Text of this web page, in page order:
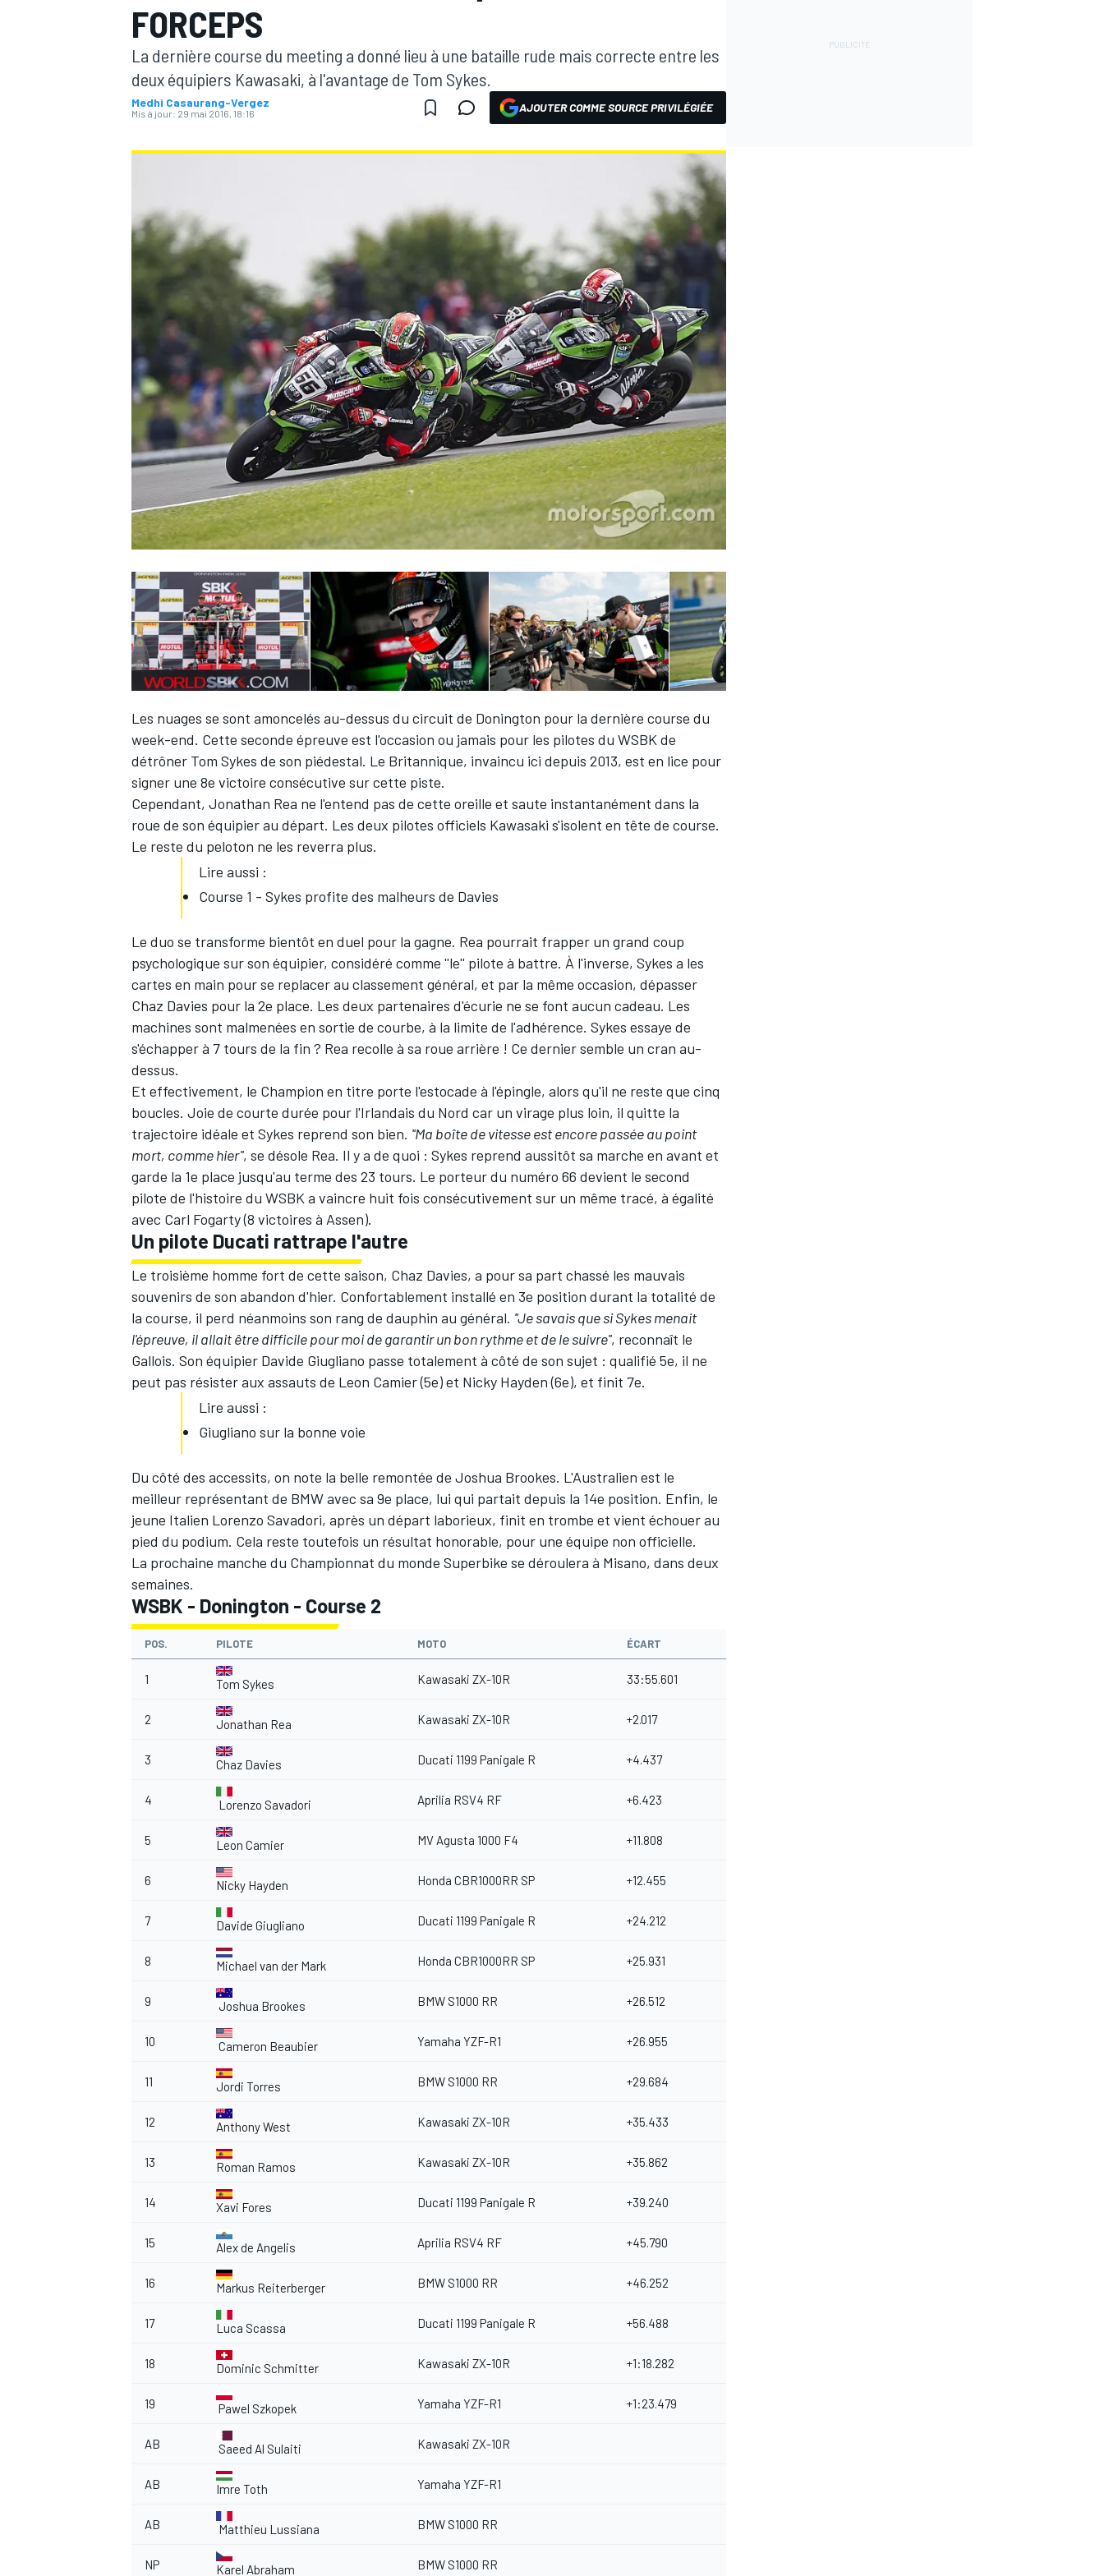
WRC
WEC
AUTRES CHAMPIONNATS
FORCEPS
La dernière course du meeting a donné lieu à une bataille rude mais correcte entre les
deux équipiers Kawasaki, à l'avantage de Tom Sykes.
Medhi Casaurang-Vergez
Mis à jour: 29 mai 2016, 18:16 AJOUTER COMME SOURCE PRIVILÉGIÉE
Les nuages se sont amoncelés au-dessus du circuit de Donington pour la dernière course du
week-end. Cette seconde épreuve est l'occasion ou jamais pour les pilotes du WSBK de
détrôner Tom Sykes de son piédestal. Le Britannique, invaincu ici depuis 2013, est en lice pour
signer une 8e victoire consécutive sur cette piste.
Cependant, Jonathan Rea ne l'entend pas de cette oreille et saute instantanément dans la
roue de son équipier au départ. Les deux pilotes officiels Kawasaki s'isolent en tête de course.
Le reste du peloton ne les reverra plus.
Lire aussi :
Course 1 - Sykes profite des malheurs de Davies
Le duo se transforme bientôt en duel pour la gagne. Rea pourrait frapper un grand coup
psychologique sur son équipier, considéré comme ''le'' pilote à battre. À l'inverse, Sykes a les
cartes en main pour se replacer au classement général, et par la même occasion, dépasser
Chaz Davies pour la 2e place. Les deux partenaires d'écurie ne se font aucun cadeau. Les
machines sont malmenées en sortie de courbe, à la limite de l'adhérence. Sykes essaye de
s'échapper à 7 tours de la fin ? Rea recolle à sa roue arrière ! Ce dernier semble un cran au-
dessus.
Et effectivement, le Champion en titre porte l'estocade à l'épingle, alors qu'il ne reste que cinq
boucles. Joie de courte durée pour l'Irlandais du Nord car un virage plus loin, il quitte la
trajectoire idéale et Sykes reprend son bien. ''Ma boîte de vitesse est encore passée au point
mort, comme hier'', se désole Rea. Il y a de quoi : Sykes reprend aussitôt sa marche en avant et
garde la 1e place jusqu'au terme des 23 tours. Le porteur du numéro 66 devient le second
pilote de l'histoire du WSBK a vaincre huit fois consécutivement sur un même tracé, à égalité
avec Carl Fogarty (8 victoires à Assen).
Un pilote Ducati rattrape l'autre
Le troisième homme fort de cette saison, Chaz Davies, a pour sa part chassé les mauvais
souvenirs de son abandon d'hier. Confortablement installé en 3e position durant la totalité de
la course, il perd néanmoins son rang de dauphin au général. ''Je savais que si Sykes menait
l'épreuve, il allait être difficile pour moi de garantir un bon rythme et de le suivre'', reconnaît le
Gallois. Son équipier Davide Giugliano passe totalement à côté de son sujet : qualifié 5e, il ne
peut pas résister aux assauts de Leon Camier(5e) et Nicky Hayden(6e), et finit 7e.
Lire aussi :
Giugliano sur la bonne voie
Du côté des accessits, on note la belle remontée de Joshua Brookes. L'Australien est le
meilleur représentant de BMW avec sa 9e place, lui qui partait depuis la 14e position. Enfin, le
jeune Italien Lorenzo Savadori, après un départ laborieux, finit en trombe et vient échouer au
pied du podium. Cela reste toutefois un résultat honorable, pour une équipe non officielle.
La prochaine manche du Championnat du monde Superbike se déroulera à Misano, dans deux
semaines.
WSBK - Donington - Course 2
POS. PILOTE MOTO ÉCART
1 Tom Sykes Kawasaki ZX-10R 33:55.601
2 Jonathan Rea Kawasaki ZX-10R +2.017
3 Chaz Davies Ducati 1199 Panigale R +4.437
4 Lorenzo Savadori Aprilia RSV4 RF +6.423
5 Leon Camier MV Agusta 1000 F4 +11.808
6 Nicky Hayden Honda CBR1000RR SP +12.455
7 Davide Giugliano Ducati 1199 Panigale R +24.212
8 Michael van der Mark Honda CBR1000RR SP +25.931
9 Joshua Brookes BMW S1000 RR +26.512
10 Cameron Beaubier Yamaha YZF-R1 +26.955
11 Jordi Torres BMW S1000 RR +29.684
12 Anthony West Kawasaki ZX-10R +35.433
13 Roman Ramos Kawasaki ZX-10R +35.862
14 Xavi Fores Ducati 1199 Panigale R +39.240
15 Alex de Angelis Aprilia RSV4 RF +45.790
16 Markus Reiterberger BMW S1000 RR +46.252
17 Luca Scassa Ducati 1199 Panigale R +56.488
18 Dominic Schmitter Kawasaki ZX-10R +1:18.282
19 Pawel Szkopek Yamaha YZF-R1 +1:23.479
AB Saeed Al Sulaiti Kawasaki ZX-10R
AB Imre Toth Yamaha YZF-R1
AB Matthieu Lussiana BMW S1000 RR
NP Karel Abraham BMW S1000 RR